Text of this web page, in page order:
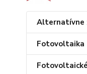
Alternatívne
Fotovoltaika